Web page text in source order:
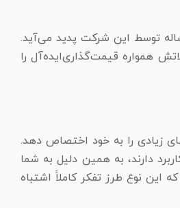
توسط این شرکت پدید می‌آید.
همواره قیمت‌گذاری‌ایده‌آل را
زیادی را به خود اختصاص دهد.
کار خاصی کاربرد دارند، به همین دلیل به شما
این نوع طرز تفکر کاملاََ اشتباه